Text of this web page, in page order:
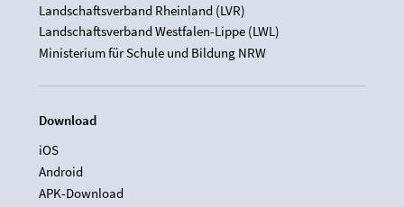
Landschaftsverband Rheinland (LVR)
Landschaftsverband Westfalen-Lippe (LWL)
Ministerium für Schule und Bildung NRW
Download
iOS
Android
APK-Download